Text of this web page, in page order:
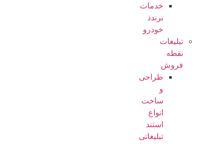
خدمات
برندد
خودرو
تبلیغات
نقطه
فروش
طراحی
و
ساخت
انواع
استند
تبلیغاتی